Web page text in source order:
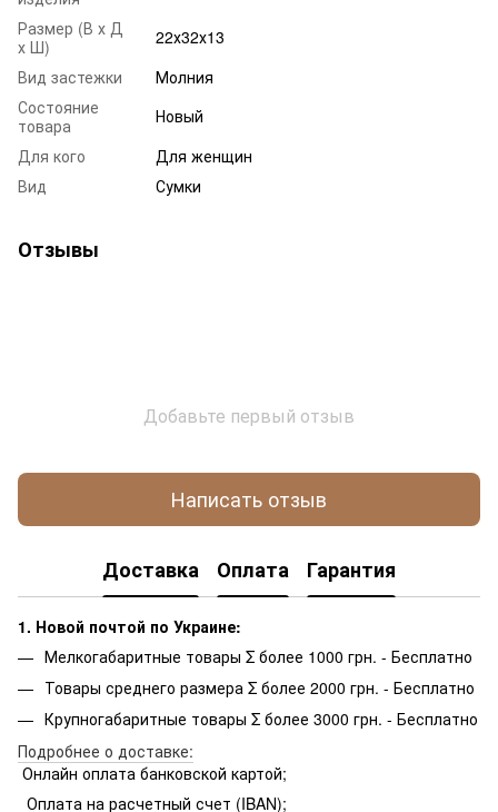
Размер (В х Д
х Ш)
22х32х13
Вид застежки
Молния
Состояние
товара
Новый
Для кого
Для женщин
Вид
Сумки
Отзывы
Добавьте первый отзыв
Написать отзыв
Доставка Оплата Гарантия
1. Новой почтой по Украине:
Мелкогабаритные товары Σ более 1000 грн. - Бесплатно
Товары среднего размера Σ более 2000 грн. - Бесплатно
Крупногабаритные товары Σ более 3000 грн. - Бесплатно
Подробнее о доставке:
Онлайн оплата банковской картой;
Оплата на расчетный счет (IBAN);